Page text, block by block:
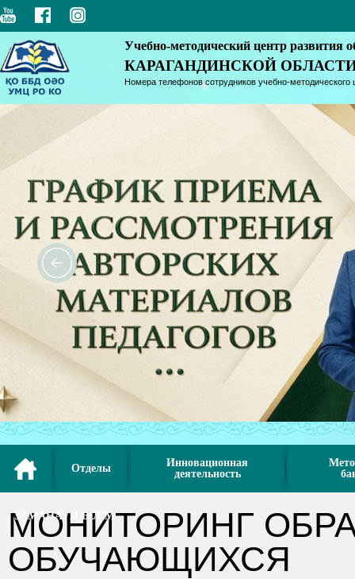
Учебно-методический центр развития
КАРАГАНДИНСКОЙ
Номера телефонов сотрудников учебно-методического
Отделы
Инновационная
деятельность
ЗАМАНАУИ БІЛІМ
МОНИТОРИНГ
ОБУЧАЮЩИХСЯ